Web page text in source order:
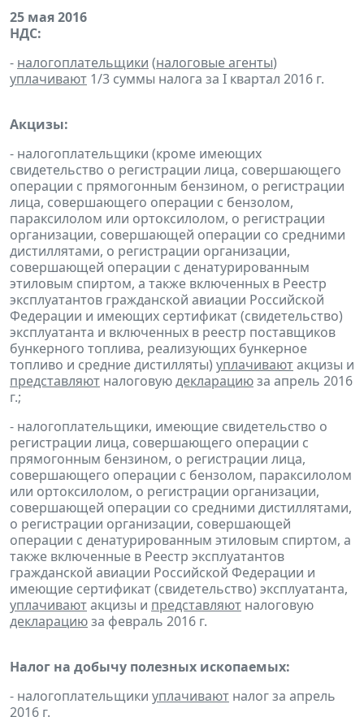
25 мая 2016
НДС:
- налогоплательщики (налоговые агенты)
уплачивают 1/3 суммы налога за I квартал 2016 г.
Акцизы:
- налогоплательщики (кроме имеющих
свидетельство о регистрации лица, совершающего
операции с прямогонным бензином, о регистрации
лица, совершающего операции с бензолом,
параксилолом или ортоксилолом, о регистрации
организации, совершающей операции со средними
дистиллятами, о регистрации организации,
совершающей операции с денатурированным
этиловым спиртом, а также включенных в Реестр
эксплуатантов гражданской авиации Российской
Федерации и имеющих сертификат (свидетельство)
эксплуатанта и включенных в реестр поставщиков
бункерного топлива, реализующих бункерное
топливо и средние дистилляты) уплачиваютакцизы и
представляют налоговуюдекларациюза апрель 2016
г.;
- налогоплательщики, имеющие свидетельство о
регистрации лица, совершающего операции с
прямогонным бензином, о регистрации лица,
совершающего операции с бензолом, параксилолом
или ортоксилолом, о регистрации организации,
совершающей операции со средними дистиллятами,
о регистрации организации, совершающей
операции с денатурированным этиловым спиртом, а
также включенные в Реестр эксплуатантов
гражданской авиации Российской Федерации и
имеющие сертификат (свидетельство) эксплуатанта,
уплачиваютакцизы и представляют налоговую
декларациюза февраль 2016 г.
Налог на добычу полезных ископаемых:
- налогоплательщики уплачивают налог за апрель
2016 г.